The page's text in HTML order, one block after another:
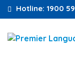
Hotline: 1900